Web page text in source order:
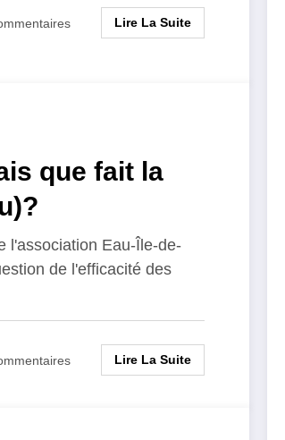
Lire La Suite
que fait la
l'association Eau-Île-de-
de l'efficacité des
Lire La Suite